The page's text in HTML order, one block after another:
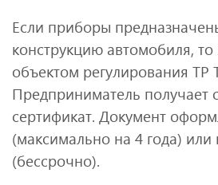
Если приборы
конструкцию автомобиля, то
объектом регулирования ТР
Предприниматель получает
сертификат. Документ
(максимально на 4 года)
(бессрочно).